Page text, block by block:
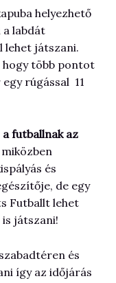
helyezhető
a labdát
lehet játszani.
hogy több pontot
rúgással 11
futballnak az
miközben
és
de egy
Futballt lehet
játszani!
és
így az időjárás